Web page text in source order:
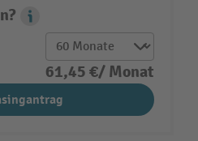
Leasing Popover
61,45 €/ Monat